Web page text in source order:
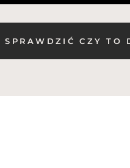
CZY TO